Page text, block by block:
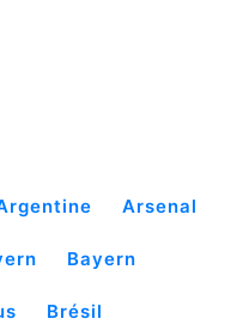
Arsenal
Bayern
Brésil